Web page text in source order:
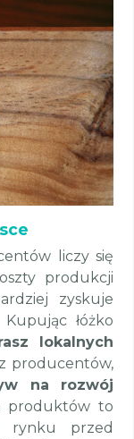
liczy się
produkcji
zyskuje
Kupując łóżko
lokalnych
producentów,
na rozwój
produktów to
rynku przed